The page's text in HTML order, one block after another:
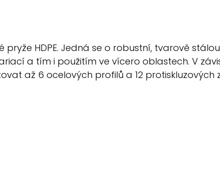
pryže HDPE. Jedná se o robustní, tvarově
a tím i použitím ve vícero oblastech. V
až 6 ocelových profilů a 12 protiskluzových